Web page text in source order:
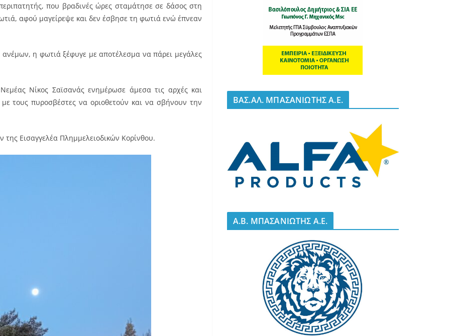
που βραδινές ώρες σταμάτησε σε δάσος στη
αφού μαγείρεψε και δεν έσβησε τη φωτιά ενώ έπνεαν
η φωτιά ξέφυγε με αποτέλεσμα να πάρει μεγάλες
Νίκος Σαϊσανάς ενημέρωσε άμεσα τις αρχές και
τους πυροσβέστες να οριοθετούν και να σβήνουν την
της Εισαγγελέα Πλημμελειοδικών Κορίνθου.
BΑΣ.ΑΛ. ΜΠΑΣΑΝΙΩΤΗΣ Α.Ε.
A.B. ΜΠΑΣΑΝΙΩΤΗΣ Α.Ε.